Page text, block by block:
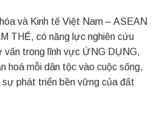
và Kinh tế Việt Nam – ASEAN
THẾ, có năng lực nghiên cứu
vấn trong lĩnh vực ỨNG DỤNG,
hoá mỗi dân tộc vào cuộc sống,
phát triển bền vững của đất